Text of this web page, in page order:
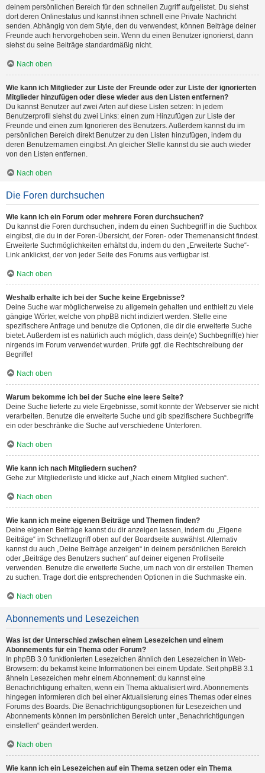
deinem persönlichen Bereich für den schnellen Zugriff aufgelistet. Du siehst
dort deren Onlinestatus und kannst ihnen schnell eine Private Nachricht
senden. Abhängig von dem Style, den du verwendest, können Beiträge deiner
Freunde auch hervorgehoben sein. Wenn du einen Benutzer ignorierst, dann
siehst du seine Beiträge standardmäßig nicht.
Nach oben
Wie kann ich Mitglieder zur Liste der Freunde oder zur Liste der ignorierten
Mitglieder hinzufügen oder diese wieder aus den Listen entfernen?
Du kannst Benutzer auf zwei Arten auf diese Listen setzen: In jedem
Benutzerprofil siehst du zwei Links: einen zum Hinzufügen zur Liste der
Freunde und einen zum Ignorieren des Benutzers. Außerdem kannst du im
persönlichen Bereich direkt Benutzer zu den Listen hinzufügen, indem du
deren Benutzernamen eingibst. An gleicher Stelle kannst du sie auch wieder
von den Listen entfernen.
Nach oben
Die Foren durchsuchen
Wie kann ich ein Forum oder mehrere Foren durchsuchen?
Du kannst die Foren durchsuchen, indem du einen Suchbegriff in die Suchbox
eingibst, die du in der Foren-Übersicht, der Foren- oder Themenansicht findest.
Erweiterte Suchmöglichkeiten erhältst du, indem du den „Erweiterte Suche“-
Link anklickst, der von jeder Seite des Forums aus verfügbar ist.
Nach oben
Weshalb erhalte ich bei der Suche keine Ergebnisse?
Deine Suche war möglicherweise zu allgemein gehalten und enthielt zu viele
gängige Wörter, welche von phpBB nicht indiziert werden. Stelle eine
spezifischere Anfrage und benutze die Optionen, die dir die erweiterte Suche
bietet. Außerdem ist es natürlich auch möglich, dass dein(e) Suchbegriff(e) hier
nirgends im Forum verwendet wurden. Prüfe ggf. die Rechtschreibung der
Begriffe!
Nach oben
Warum bekomme ich bei der Suche eine leere Seite?
Deine Suche lieferte zu viele Ergebnisse, somit konnte der Webserver sie nicht
verarbeiten. Benutze die erweiterte Suche und gib spezifischere Suchbegriffe
ein oder beschränke die Suche auf verschiedene Unterforen.
Nach oben
Wie kann ich nach Mitgliedern suchen?
Gehe zur Mitgliederliste und klicke auf „Nach einem Mitglied suchen“.
Nach oben
Wie kann ich meine eigenen Beiträge und Themen finden?
Deine eigenen Beiträge kannst du dir anzeigen lassen, indem du „Eigene
Beiträge“ im Schnellzugriff oben auf der Boardseite auswählst. Alternativ
kannst du auch „Deine Beiträge anzeigen“ in deinem persönlichen Bereich
oder „Beiträge des Benutzers suchen“ auf deiner eigenen Profilseite
verwenden. Benutze die erweiterte Suche, um nach von dir erstellen Themen
zu suchen. Trage dort die entsprechenden Optionen in die Suchmaske ein.
Nach oben
Abonnements und Lesezeichen
Was ist der Unterschied zwischen einem Lesezeichen und einem
Abonnements für ein Thema oder Forum?
In phpBB 3.0 funktionierten Lesezeichen ähnlich den Lesezeichen in Web-
Browsern: du bekamst keine Informationen bei einem Update. Seit phpBB 3.1
ähneln Lesezeichen mehr einem Abonnement: du kannst eine
Benachrichtigung erhalten, wenn ein Thema aktualisiert wird. Abonnements
hingegen informieren dich bei einer Aktualisierung eines Themas oder eines
Forums des Boards. Die Benachrichtigungsoptionen für Lesezeichen und
Abonnements können im persönlichen Bereich unter „Benachrichtigungen
einstellen“ geändert werden.
Nach oben
Wie kann ich ein Lesezeichen auf ein Thema setzen oder ein Thema